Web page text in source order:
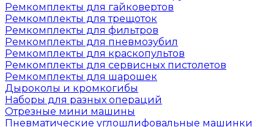
Ремкомплекты для гайковертов
Ремкомплекты для трещоток
Ремкомплекты для фильтров
Ремкомплекты для пневмозубил
Ремкомплекты для краскопультов
Ремкомплекты для сервисных пистолетов
Ремкомплекты для шарошек
Дыроколы и кромкогибы
Наборы для разных операций
Отрезные мини машины
Пневматические углошлифовальные машинки